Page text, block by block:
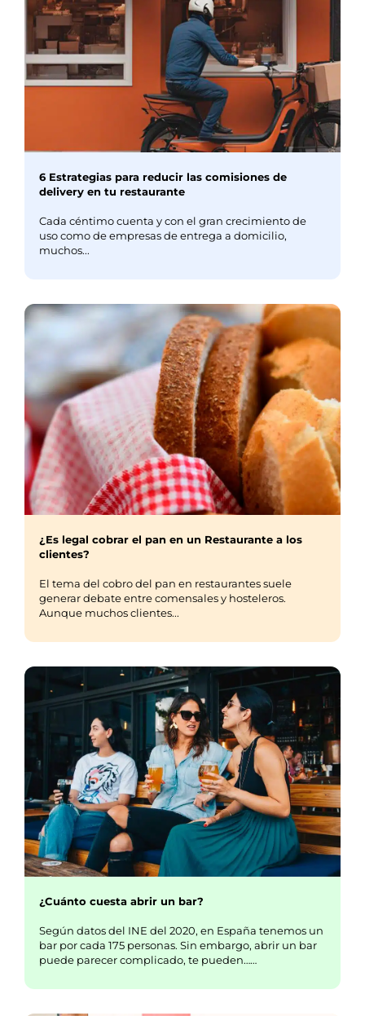
6 Estrategias para reducir las comisiones de
delivery en tu restaurante
Cada céntimo cuenta y con el gran crecimiento de
uso como de empresas de entrega a domicilio,
muchos...
¿Es legal cobrar el pan en un Restaurante a los
clientes?
El tema del cobro del pan en restaurantes suele
generar debate entre comensales y hosteleros.
Aunque muchos clientes...
¿Cuánto cuesta abrir un bar?
Según datos del INE del 2020, en España tenemos un
bar por cada 175 personas. Sin embargo, abrir un bar
puede parecer complicado, te pueden……